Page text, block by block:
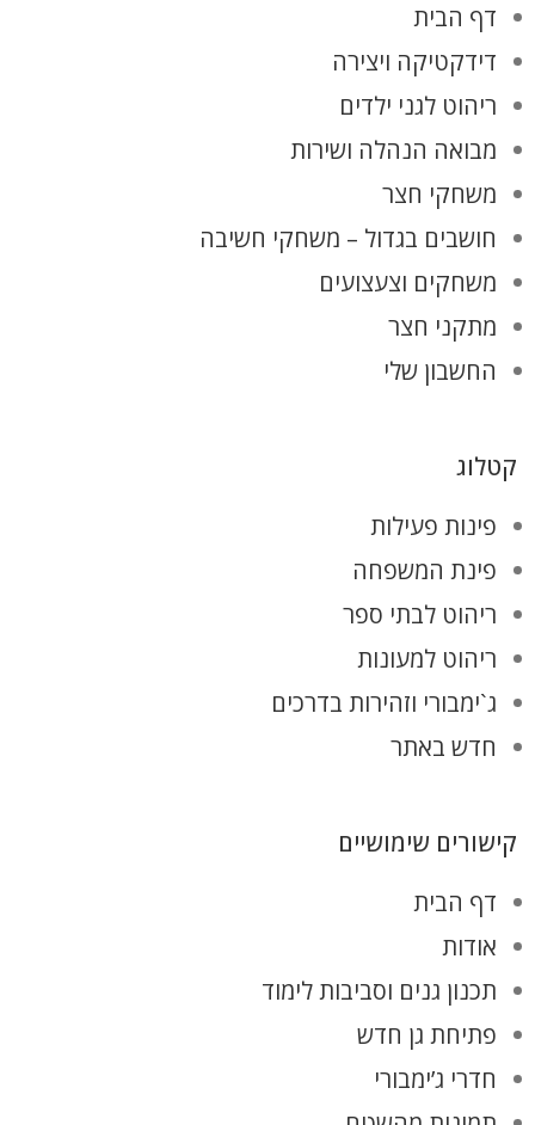
דף הבית
דידקטיקה ויצירה
ריהוט לגני ילדים
מבואה הנהלה ושירות
משחקי חצר
חושבים בגדול – משחקי חשיבה
משחקים וצעצועים
מתקני חצר
החשבון שלי
קטלוג
פינות פעילות
פינת המשפחה
ריהוט לבתי ספר
ריהוט למעונות
ג`ימבורי וזהירות בדרכים
חדש באתר
קישורים שימושיים
דף הבית
אודות
תכנון גנים וסביבות לימוד
פתיחת גן חדש
חדרי ג’ימבורי